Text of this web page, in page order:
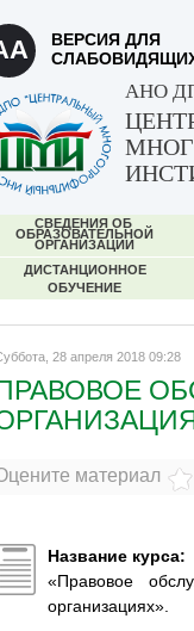
ВЕРСИЯ ДЛЯ
АНО
СВЕДЕНИЯ ОБ
ОБРАЗОВАТЕЛЬНОЙ
ОРГАНИЗАЦИИ
ДИСТАНЦИОННОЕ
ОБУЧЕНИЕ
28 апреля 2018 09:28
материал
Название курса:
«Правовое
организациях».